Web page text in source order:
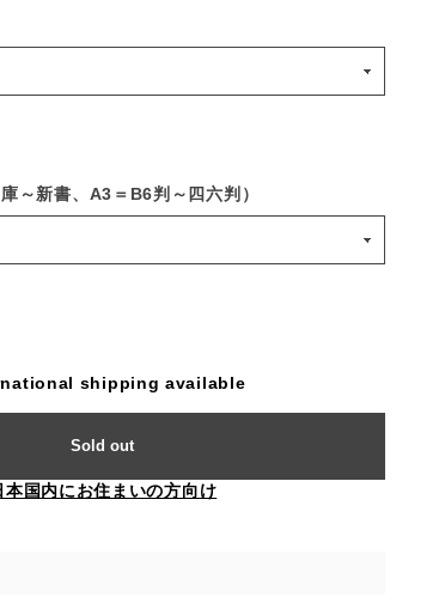
～新書、A3＝B6判～四六判）
shipping available
Sold out
本国内にお住まいの方向け